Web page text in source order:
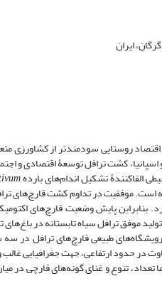
ایران
روستایی سودمندتر از کشاورزی
اسپانیا، کشت ترافل توسعۀ اقتصادی و
القاکنندۀ تشکیل اندام‌های بارده
است. موفقیت در تداوم کشت
بنابراین پایش وضعیت قارچ‌های
تولید موفق ترافل سیاه تابستانه در
طبیعی قارچ‌های ترافل در
در حدود ارتفاعی، جهت جغرافیایی
بیش از 50 درصد میان سایت‌ها مشابه بود، اما تعداد، تنوع و